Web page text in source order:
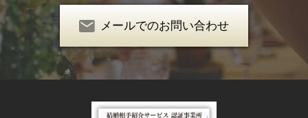
メールでのお問い合わせ